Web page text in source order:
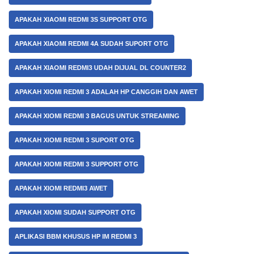
APAKAH XIAOMI REDMI 3S SUPPORT OTG
APAKAH XIAOMI REDMI 4A SUDAH SUPORT OTG
APAKAH XIAOMI REDMI3 UDAH DIJUAL DL COUNTER2
APAKAH XIOMI REDMI 3 ADALAH HP CANGGIH DAN AWET
APAKAH XIOMI REDMI 3 BAGUS UNTUK STREAMING
APAKAH XIOMI REDMI 3 SUPORT OTG
APAKAH XIOMI REDMI 3 SUPPORT OTG
APAKAH XIOMI REDMI3 AWET
APAKAH XIOMI SUDAH SUPPORT OTG
APLIKASI BBM KHUSUS HP IM REDMI 3